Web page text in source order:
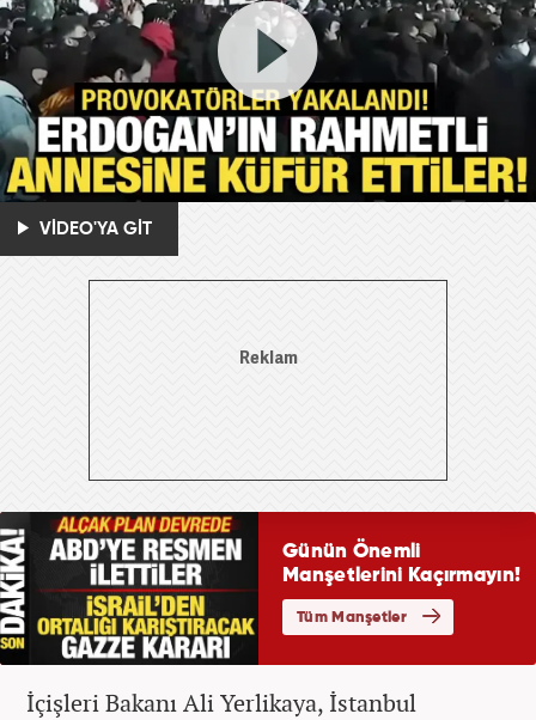
VİDEO'YA GİT
İçişleri Bakanı Ali Yerlikaya, İstanbul